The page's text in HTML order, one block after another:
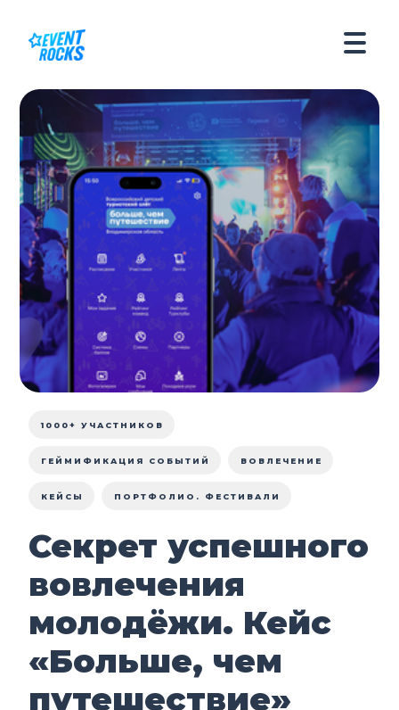
1000+ УЧАСТНИКОВ
ГЕЙМИФИКАЦИЯ СОБЫТИЙ ВОВЛЕЧЕНИЕ
КЕЙСЫ ПОРТФОЛИО. ФЕСТИВАЛИ
Секрет успешного
вовлечения
молодёжи. Кейс
«Больше, чем
путешествие»